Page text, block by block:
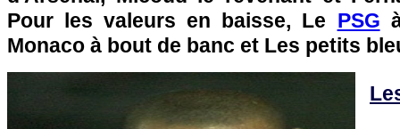
Pour les valeurs en baisse, Le PSG
Monaco à bout de banc et Les petits